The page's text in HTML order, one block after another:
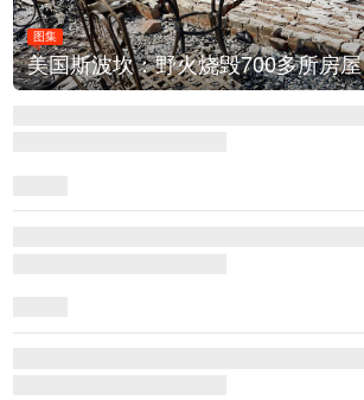
图集
美国斯波坎：野火烧毁700多所房屋